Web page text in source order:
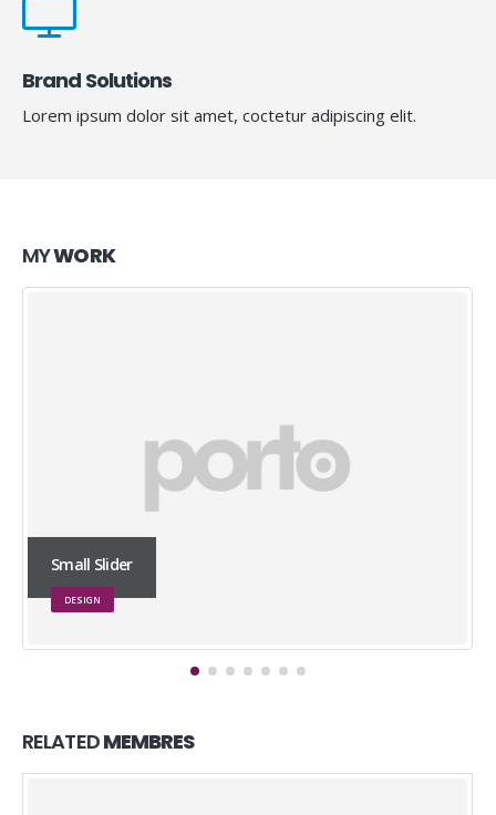
Brand Solutions
Lorem ipsum dolor sit amet, coctetur adipiscing elit.
MYWORK
Large Slider
BRAND
RELATEDMEMBRES